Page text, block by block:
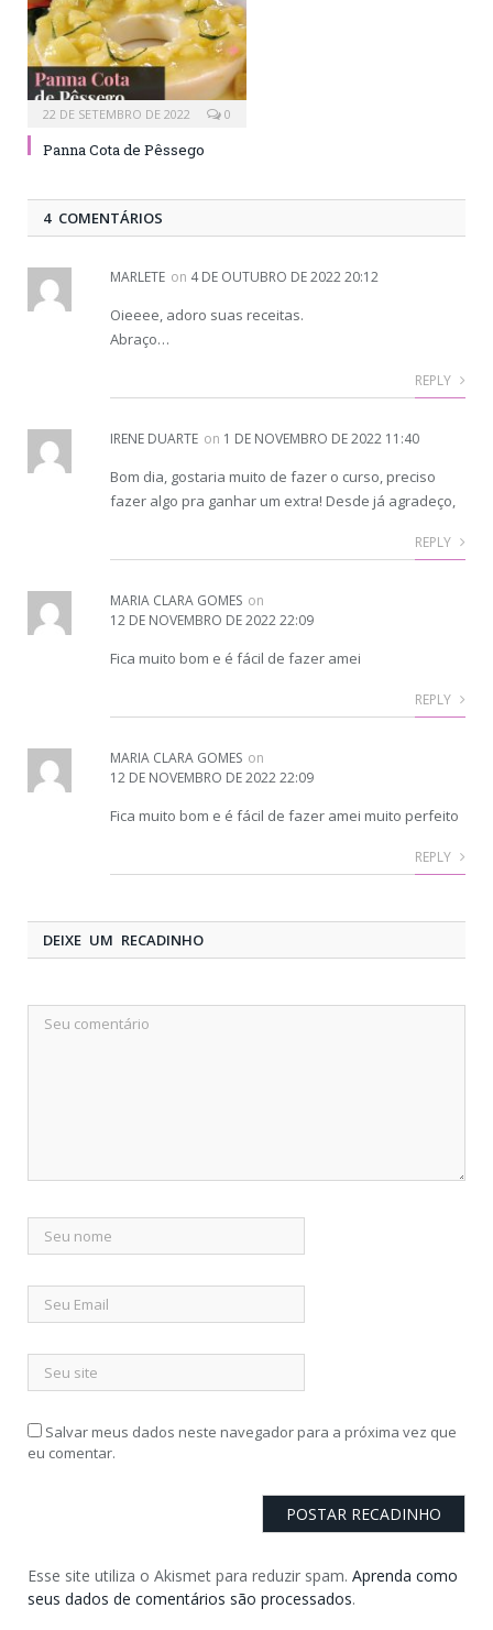
22 DE SETEMBRO DE 2022 0
Panna Cota de Pêssego
4 COMENTÁRIOS
MARLETE on 4 DE OUTUBRO DE 2022 20:12
Oieeee, adoro suas receitas.
Abraço…
REPLY
IRENE DUARTE on 1 DE NOVEMBRO DE 2022 11:40
Bom dia, gostaria muito de fazer o curso, preciso
fazer algo pra ganhar um extra! Desde já agradeço,
REPLY
MARIA CLARA GOMES on
12 DE NOVEMBRO DE 2022 22:09
Fica muito bom e é fácil de fazer amei
REPLY
MARIA CLARA GOMES on
12 DE NOVEMBRO DE 2022 22:09
Fica muito bom e é fácil de fazer amei muito perfeito
REPLY
DEIXE UM RECADINHO
Salvar meus dados neste navegador para a próxima vez que
eu comentar.
Esse site utiliza o Akismet para reduzir spam. Aprenda como
seus dados de comentários são processados.